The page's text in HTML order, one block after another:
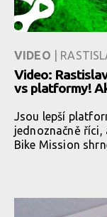
VIDEO |
Video:
vs platformy!
Jsou lepší
jednoznačně říci,
Bike Mission